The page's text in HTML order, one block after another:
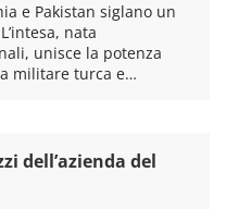
e Pakistan siglano un
nata
unisce la potenza
militare turca e…
dell’azienda del